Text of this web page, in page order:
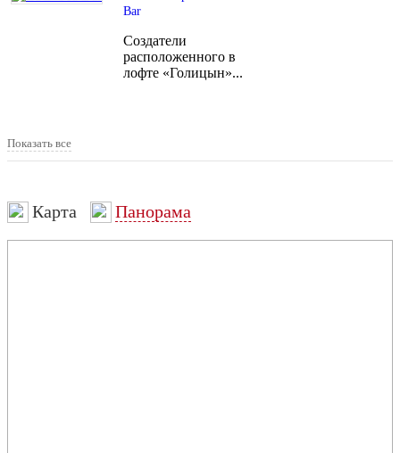
Bar
Создатели
расположенного в
лофте «Голицын»...
Показать все
Карта Панорама